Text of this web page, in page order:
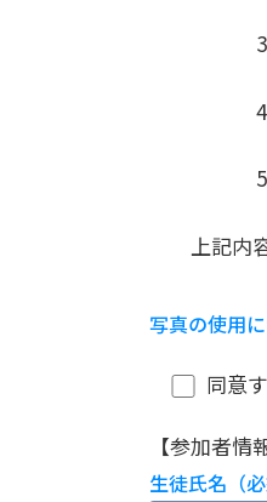
上記内
写真の使用
同意
【参加者情
生徒氏名（必